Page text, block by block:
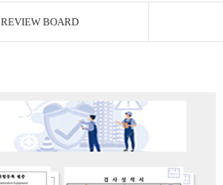
REVIEW BOARD